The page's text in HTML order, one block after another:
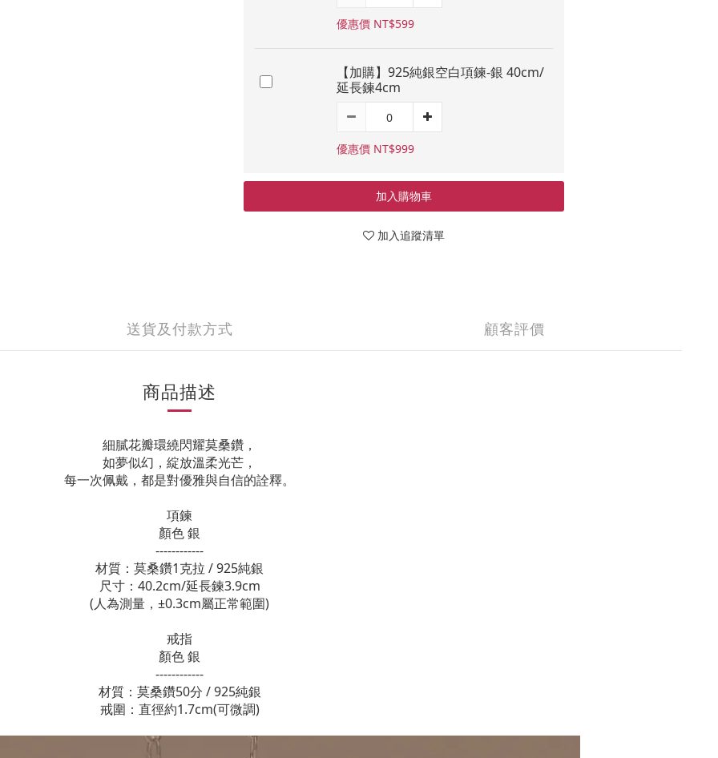
優惠價 NT$599
【加購】925純銀空白項鍊-銀 40cm/
延長鍊4cm
優惠價 NT$999
加入購物車
加入追蹤清單
送貨及付款方式 顧客評價
商品描述
細膩花瓣環繞閃耀莫桑鑽，
如夢似幻，綻放溫柔光芒，
每一次佩戴，都是對優雅與自信的詮釋。
項鍊
顏色 銀
------------
材質：莫桑鑽1克拉 / 925純銀
尺寸：40.2cm/延長鍊3.9cm
(人為測量，±0.3cm屬正常範圍)
戒指
顏色 銀
------------
材質：莫桑鑽50分 / 925純銀
戒圍：直徑約1.7cm(可微調)